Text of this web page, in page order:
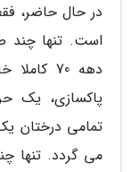
در حال حاضر،
است. تنها چند
دهه 70
پاکسازی، یک
تمامی درختان
می گردد. تنها